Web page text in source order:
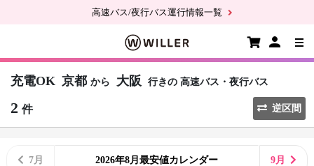
高速バス/夜行バス運行情報一覧
充電OK 京都 から 大阪 行きの 高速バス・夜行バス
2 件 逆区間
7月 2026年8月最安値カレンダー 9月